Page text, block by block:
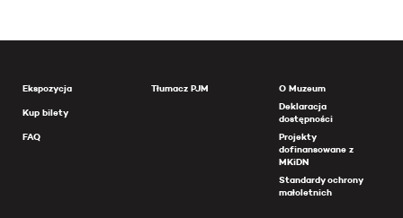
Ekspozycja
Kup bilety
FAQ
Tłumacz PJM
O Muzeum
Deklaracja
dostępności
Projekty
dofinansowane z
MKiDN
Standardy ochrony
małoletnich